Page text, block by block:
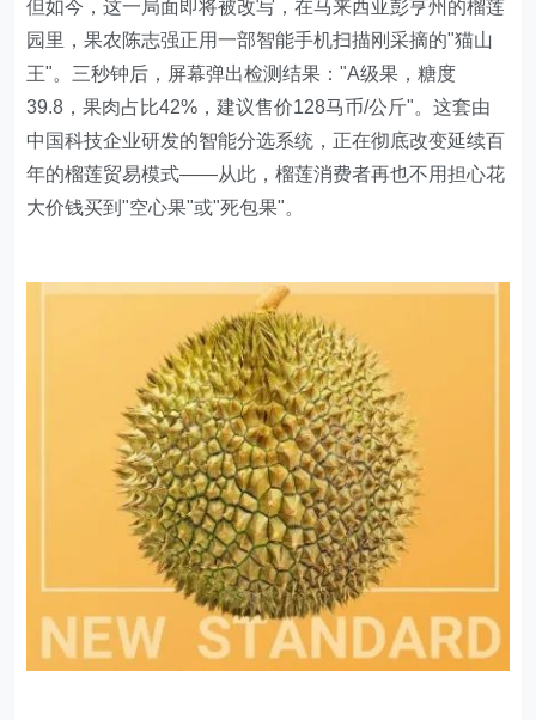
但如今，这一局面即将被改写，在马来西亚彭亨州的榴莲
园里，果农陈志强正用一部智能手机扫描刚采摘的"猫山
王"。三秒钟后，屏幕弹出检测结果："A级果，糖度
39.8，果肉占比42%，建议售价128马币/公斤"。这套由
中国科技企业研发的智能分选系统，正在彻底改变延续百
年的榴莲贸易模式——从此，榴莲消费者再也不用担心花
大价钱买到"空心果"或"死包果"。